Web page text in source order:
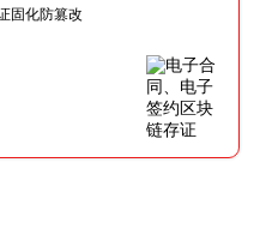
固化防篡改